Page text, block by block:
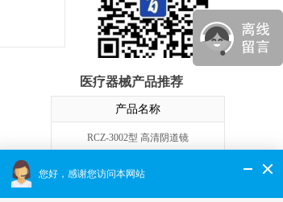
医疗器械产品推荐
产品名称
RCZ-3002型 高清阴道镜
C3型 数码电子阴道镜
您好，感谢您访问本网站